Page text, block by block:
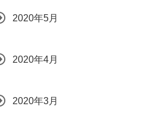
2020年5月
2020年4月
2020年3月